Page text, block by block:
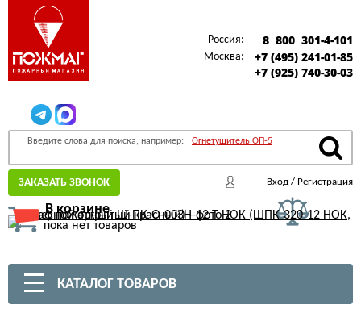
Россия: 8 800 301-4-101
Москва:
+7 (495) 241-01-85
+7 (925) 740-30-03
Введите слова для поиска, например: Огнетушитель ОП-5
ЗАКАЗАТЬ ЗВОНОК Вход / Регистрация
В корзине
пока нет товаров
КАТАЛОГ ТОВАРОВ